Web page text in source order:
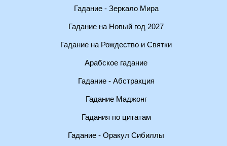
Гадание - Зеркало Мира
Гадание на Новый год 2027
Гадание на Рождество и Святки
Арабское гадание
Гадание - Абстракция
Гадание Маджонг
Гадания по цитатам
Гадание - Оракул Сибиллы